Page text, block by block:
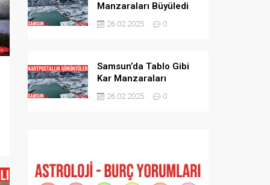
Manzaraları Büyüledi
26.02.2025 0
Samsun’da Tablo Gibi
Kar Manzaraları
26.02.2025 0